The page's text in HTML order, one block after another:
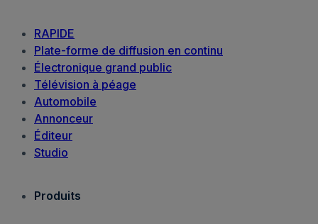
RAPIDE
Plate-forme de diffusion en continu
Électronique grand public
Télévision à péage
Automobile
Annonceur
Éditeur
Studio
Produits